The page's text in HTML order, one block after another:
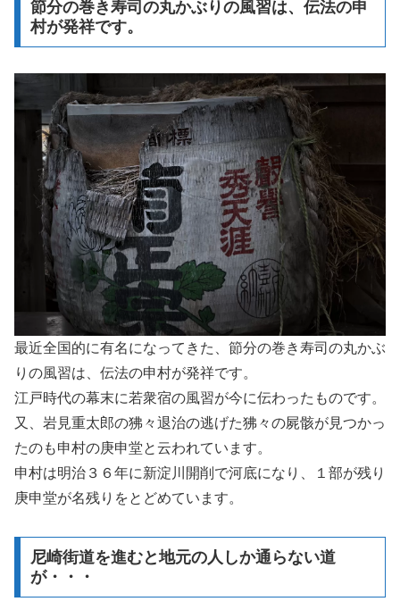
節分の巻き寿司の丸かぶりの風習は、伝法の申
村が発祥です。
最近全国的に有名になってきた、節分の巻き寿司の丸かぶ
りの風習は、伝法の申村が発祥です。
江戸時代の幕末に若衆宿の風習が今に伝わったものです。
又、岩見重太郎の狒々退治の逃げた狒々の屍骸が見つかっ
たのも申村の庚申堂と云われています。
申村は明治３６年に新淀川開削で河底になり、１部が残り
庚申堂が名残りをとどめています。
尼崎街道を進むと地元の人しか通らない道
が・・・